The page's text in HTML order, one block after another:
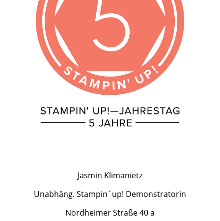
Jasmin Klimanietz
Unabhäng. Stampin´up! Demonstratorin
Nordheimer Straße 40 a